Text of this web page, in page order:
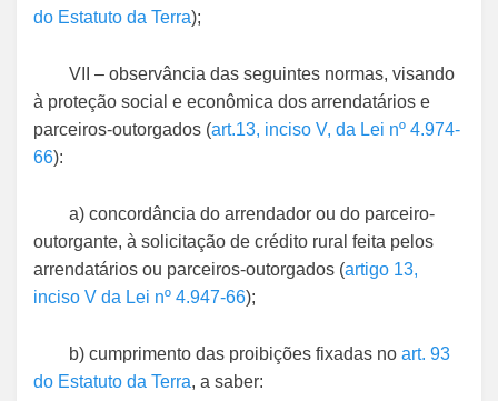
do Estatuto da Terra);
VII – observância das seguintes normas, visando
à proteção social e econômica dos arrendatários e
parceiros-outorgados (art.13, inciso V, da Lei nº 4.974-
66):
a) concordância do arrendador ou do parceiro-
outorgante, à solicitação de crédito rural feita pelos
arrendatários ou parceiros-outorgados (artigo 13,
inciso V da Lei nº 4.947-66);
b) cumprimento das proibições fixadas no art. 93
do Estatuto da Terra, a saber: